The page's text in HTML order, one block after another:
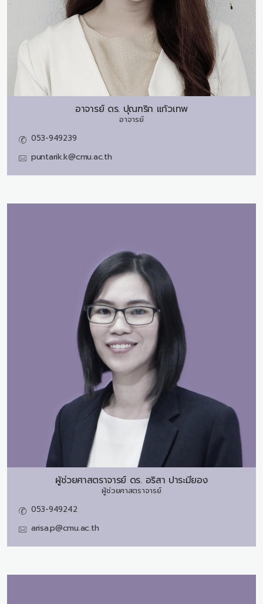
อาจารย์ ดร. ปุณฑริก แก้วเทพ
อาจารย์
053-949239
puntarik.k@cmu.ac.th
ผู้ช่วยศาสตราจารย์ ดร. อริสา ปาระมียอง
ผู้ช่วยศาสตราจารย์
053-949242
arisa.p@cmu.ac.th